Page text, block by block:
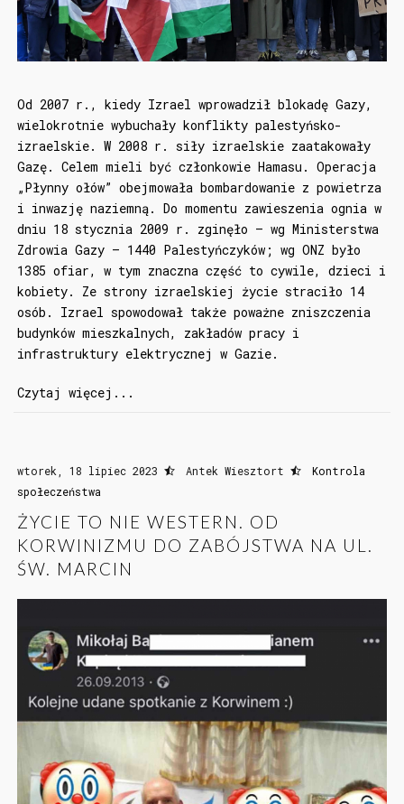
Od 2007 r., kiedy Izrael wprowadził blokadę Gazy,
wielokrotnie wybuchały konflikty palestyńsko-
izraelskie. W 2008 r. siły izraelskie zaatakowały
Gazę. Celem mieli być członkowie Hamasu. Operacja
„Płynny ołów” obejmowała bombardowanie z powietrza
i inwazję naziemną. Do momentu zawieszenia ognia w
dniu 18 stycznia 2009 r. zginęło – wg Ministerstwa
Zdrowia Gazy – 1440 Palestyńczyków; wg ONZ było
1385 ofiar, w tym znaczna część to cywile, dzieci i
kobiety. Ze strony izraelskiej życie straciło 14
osób. Izrael spowodował także poważne zniszczenia
budynków mieszkalnych, zakładów pracy i
infrastruktury elektrycznej w Gazie.
Czytaj więcej...
wtorek, 18 lipiec 2023 Antek Wiesztort
Kontrola
społeczeństwa
ŻYCIE TO NIE WESTERN. OD
KORWINIZMU DO ZABÓJSTWA NA UL.
ŚW. MARCIN